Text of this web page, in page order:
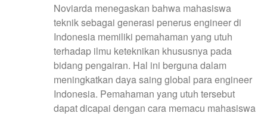
Noviarda menegaskan bahwa mahasiswa
teknik sebagai generasi penerus engineer di
Indonesia memiliki pemahaman yang utuh
terhadap ilmu keteknikan khususnya pada
bidang pengairan. Hal ini berguna dalam
meningkatkan daya saing global para engineer
Indonesia. Pemahaman yang utuh tersebut
dapat dicapai dengan cara memacu mahasiswa